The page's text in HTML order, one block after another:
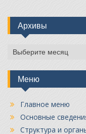
Архивы
Архивы
Меню
Главное меню
Основные
Структура и